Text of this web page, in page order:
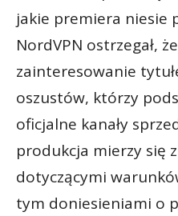
jakie premiera niesie
NordVPN ostrzegał,
zainteresowanie
oszustów, którzy
oficjalne kanały
produkcja mierzy się
dotyczącymi
tym doniesieniami o